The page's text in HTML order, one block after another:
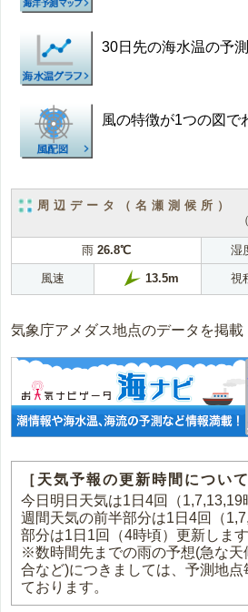
30日先の海水温の予
風の特徴が1つの図で
周辺データ（名瀬測候所）
雨26.8℃ 湿
風速 13.5m 視
気象庁アメダス地点のデータを掲載
［天気予報の更新時間について
今日明日天気は1日4回（1,7,13,19
週間天気の前半部分は1日4回（
部分は1日1回（4時頃）更新します
※数時間先までの雨の予想(急な天
合など)につきましては、予測地点
ております。